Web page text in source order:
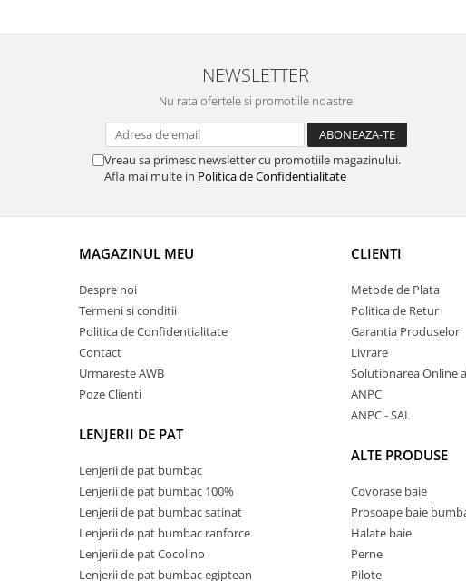
NEWSLETTER
Nu rata ofertele si promotiile noastre
Vreau sa primesc newsletter cu promotiile magazinului.
Afla mai multe in Politica de Confidentialitate
MAGAZINUL MEU
Despre noi
Termeni si conditii
Politica de Confidentialitate
Contact
Urmareste AWB
Poze Clienti
LENJERII DE PAT
Lenjerii de pat bumbac
Lenjerii de pat bumbac 100%
Lenjerii de pat bumbac satinat
Lenjerii de pat bumbac ranforce
Lenjerii de pat Cocolino
Lenjerii de pat bumbac egiptean
CLIENTI
Metode de Plata
Politica de Retur
Garantia Produselor
Livrare
Solutionarea Online
ANPC
ANPC - SAL
ALTE PRODUSE
Covorase baie
Prosoape baie
Halate baie
Perne
Pilote